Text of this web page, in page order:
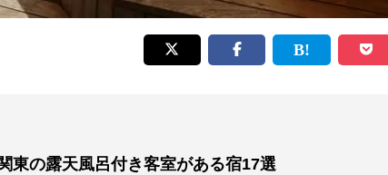
東の露天風呂付き客室がある宿17選